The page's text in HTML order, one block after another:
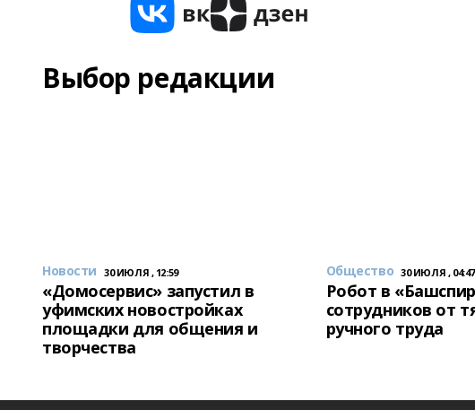
Выбор редакции
Новости 30 ИЮЛЯ , 12:59
«Домосервис» запустил в
уфимских новостройках
площадки для общения и
творчества
Общество 30 ИЮЛЯ , 04:47
Робот в
сотрудников от
ручного труда